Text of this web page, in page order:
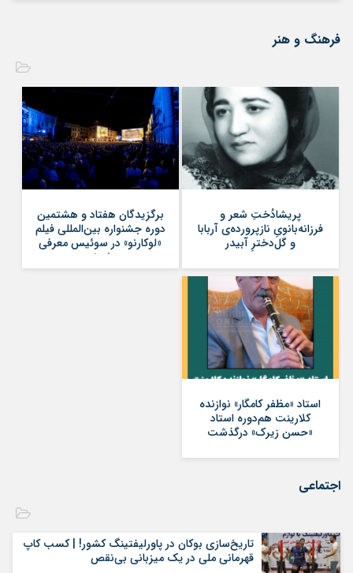
فرهنگ و هنر
پریشادُختِ شعر و
فرزانە‌بانویِ نازپروردەی آربابا
و گل‌دخترِ آبیدر
برگزیدگان هفتاد و هشتمین
دوره جشنواره بین‌المللی فیلم
«لوکارنو» در سوئیس معرفی
شدند
استاد «مظفر کامگار» نوازنده
کلارینت هم‌دوره استاد
«حسن زیرک» درگذشت
اجتماعی
تاریخ‌سازی بوکان در پاورلیفتینگ کشور! | کسب کاپ
قهرمانی ملی در یک میزبانی بی‌نقص